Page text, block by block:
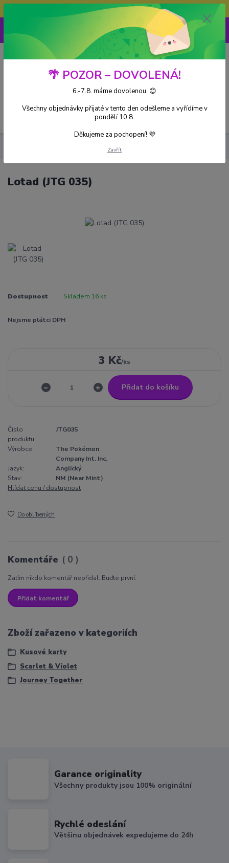
Doprava ZDARMA při nákupu nad 3000Kč
Menu
0 Kč
Lotad (JTG 035)
Lotad (JTG 035)
Dostupnost Skladem 16 ks
Nejsme plátci DPH
3 Kč/ks
Přidat do košíku
Číslo
produktu:
JTG035
Výrobce:
The Pokémon
Company Int. Inc.
Jazyk:
Anglický
Stav:
NM (Near Mint)
Hlídat cenu / dostupnost
Do oblíbených
Komentáře 0
Zatím nikdo komentář nepřidal. Buďte první.
Přidat komentář
Zboží zařazeno v kategoriích
Kusové karty
Scarlet & Violet
Journey Together
Garance originality
Všechny produkty jsou 100% originální
Rychlé odeslání
Většinu objednávek expedujeme do 24h
🌴 POZOR – DOVOLENÁ!
6.-7.8. máme dovolenou. 😊
Všechny objednávky přijaté v tento den odešleme a vyřídíme v
pondělí 10.8.
Děkujeme za pochopení! 💜
Zavřít